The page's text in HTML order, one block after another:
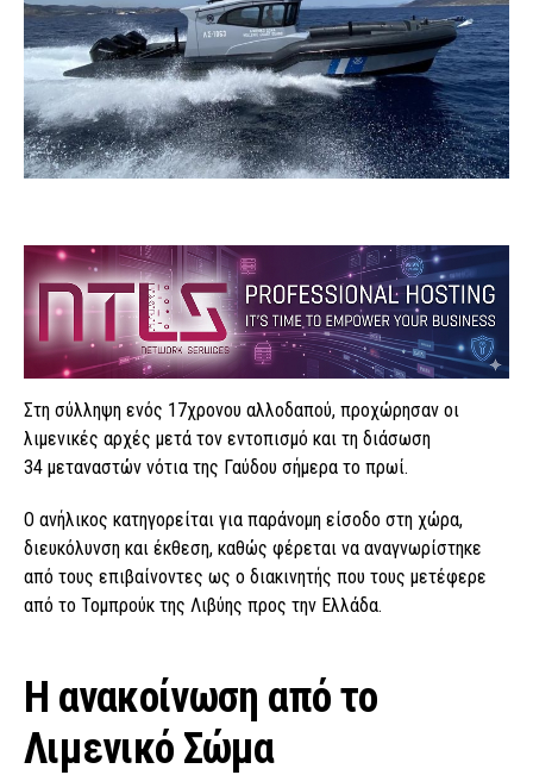
Στη σύλληψη ενός 17χρονου αλλοδαπού, προχώρησαν οι
λιμενικές αρχές μετά τον εντοπισμό και τη διάσωση
34 μεταναστών νότια της Γαύδου σήμερα το πρωί.
Ο ανήλικος κατηγορείται για παράνομη είσοδο στη χώρα,
διευκόλυνση και έκθεση, καθώς φέρεται να αναγνωρίστηκε
από τους επιβαίνοντες ως ο διακινητής που τους μετέφερε
από το Τομπρούκ της Λιβύης προς την Ελλάδα.
H ανακοίνωση από το
Λιμενικό Σώμα